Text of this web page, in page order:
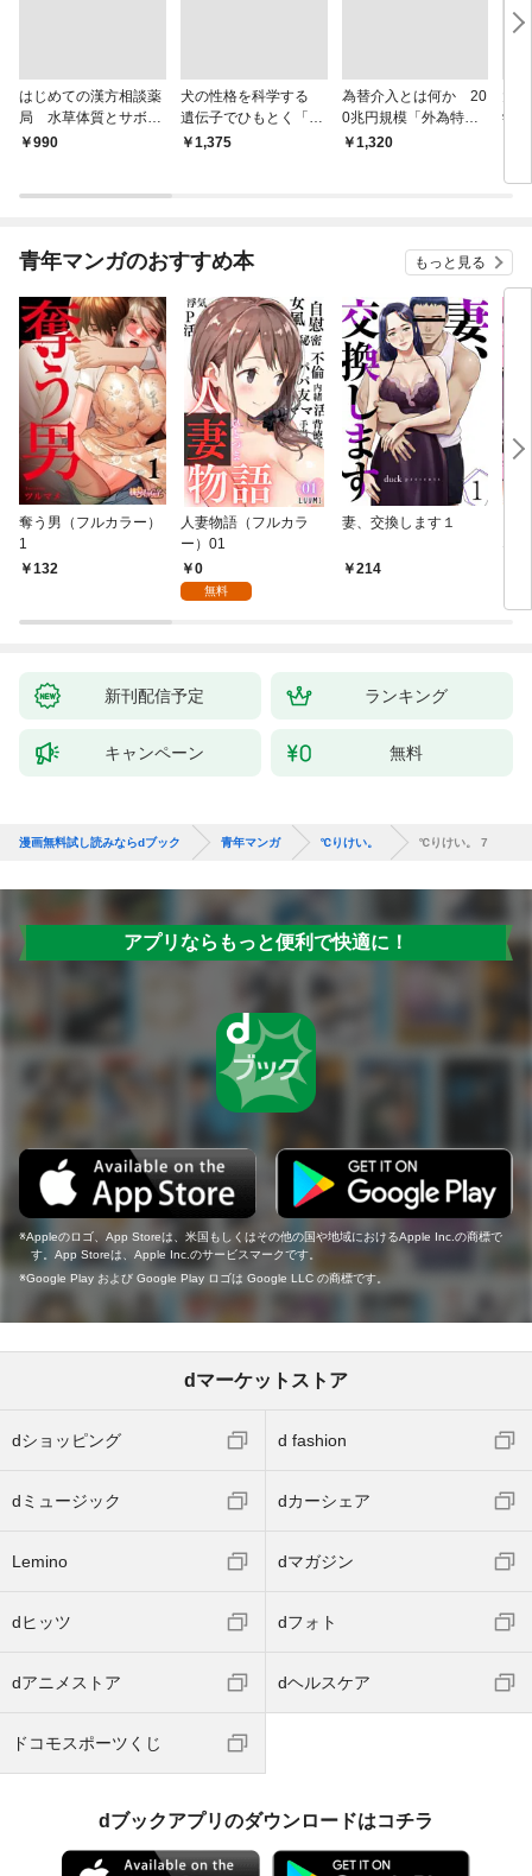
はじめての漢方相談薬
局 水草体質とサボテ
ン体質
￥990
犬の性格を科学する
遺伝子でひもとく「最
良の友」の進化
￥1,375
為替介入とは何か 20
0兆円規模「外為特
会」が生まれた謎
￥1,320
学
青年マンガのおすすめ本 もっと見る
奪う男（フルカラー）
1
132
人妻物語（フルカラ
ー）01
0
無料
妻、交換します１
214
な
新刊配信予定 ランキング
キャンペーン 無料
漫画無料試し読みならdブック 青年マンガ ℃りけい。 ℃りけい。 7
アプリならもっと便利で快適に！
Appleのロゴ、App Storeは、米国もしくはその他の国や地域におけるApple Inc.の商標で
す。App Storeは、Apple Inc.のサービスマークです。
Google Play および Google Play ロゴは Google LLC の商標です。
dマーケットストア
dショッピング d fashion
dミュージック dカーシェア
Lemino dマガジン
dヒッツ dフォト
dアニメストア dヘルスケア
ドコモスポーツくじ
dブックアプリのダウンロードはコチラ